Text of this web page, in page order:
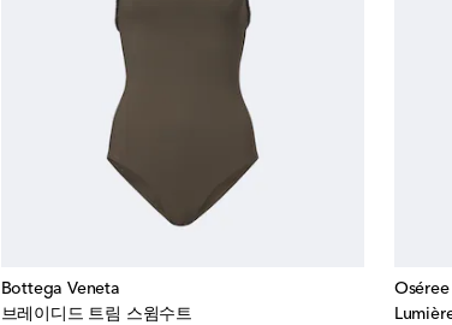
Bottega Veneta
브레이디드 트림 스윔수트
Oséree